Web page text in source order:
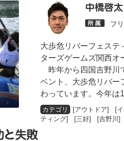
中橋啓太
フ
大歩危リバーフェステ
ターズゲームズ関西オ
昨年から四国吉野川
ベント、大歩危リバー
わっています。今年は
[アウトドア] [
ティング] [三好] [吉野川]
と失敗